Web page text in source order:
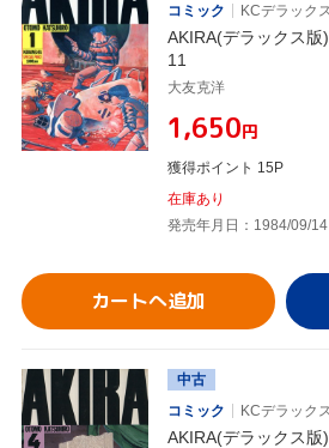
コミック
KCデラック
AKIRA(デラックス
11
大友克洋
¥1,650円
獲得ポイント 15P
在庫あり
発売年月日：1984/09/14
カートへ追加
中古
コミック
KCデラック
AKIRA(デラックス